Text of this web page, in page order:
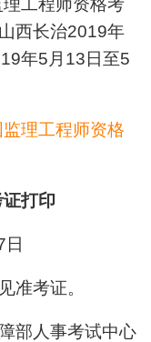
工程师资格考
西长治2019年
年5月13日至5
理工程师资格
打印
考证。
部人事考试中心